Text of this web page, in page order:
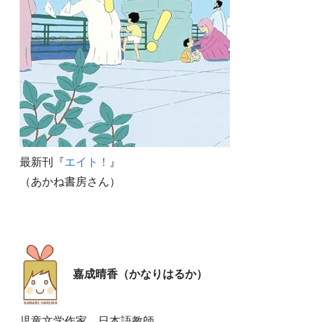
最新刊『エイト！
』
（あかね書房さん）
嘉成晴香（かなりはるか）